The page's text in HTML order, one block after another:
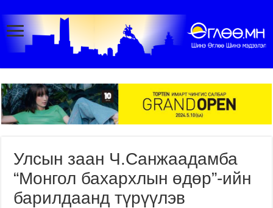
Улсын заан Ч.Санжаадамба
“Монгол бахархлын өдөр”-ийн
барилдаанд түрүүлэв